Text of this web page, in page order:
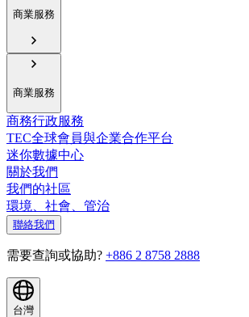
商業服務
商業服務
商務行政服務
TEC全球會員與企業合作平台
迷你數據中心
關於我們
我們的社區
環境、社會、管治
聯絡我們
需要查詢或協助? +886 2 8758 2888
台灣